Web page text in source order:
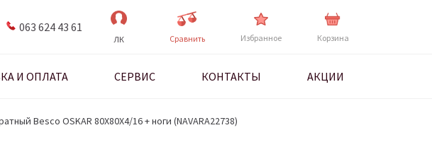
063 624 43 61
ЛК Cравнить Избранное Корзина
И ОПЛАТА СЕРВИС КОНТАКТЫ АКЦИИ
Besco OSKAR 80Х80Х4/16 + ноги (NAVARA22738)